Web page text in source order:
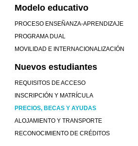
Modelo educativo
PROCESO ENSEÑANZA-APRENDIZAJE
PROGRAMA DUAL
MOVILIDAD E INTERNACIONALIZACIÓN
Nuevos estudiantes
REQUISITOS DE ACCESO
INSCRIPCIÓN Y MATRÍCULA
PRECIOS, BECAS Y AYUDAS
ALOJAMIENTO Y TRANSPORTE
RECONOCIMIENTO DE CRÉDITOS